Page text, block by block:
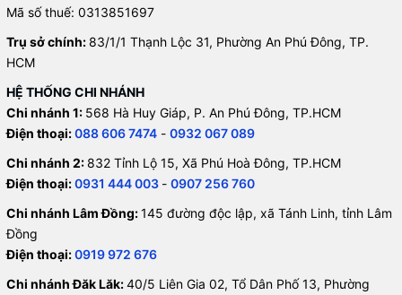
Mã số thuế: 0313851697
Trụ sở chính: 83/1/1 Thạnh Lộc 31, Phường An Phú Đông, TP.
HCM
HỆ THỐNG CHI NHÁNH
Chi nhánh 1: 568 Hà Huy Giáp, P. An Phú Đông, TP.HCM
Điện thoại:088 606 7474 - 0932 067 089
Chi nhánh 2: 832 Tỉnh Lộ 15, Xã Phú Hoà Đông, TP.HCM
Điện thoại:0931 444 003 - 0907 256 760
Chi nhánh Lâm Đồng:145 đường độc lập, xã Tánh Linh, tỉnh Lâm
Đồng
Điện thoại:0919 972 676
Chi nhánh Đăk Lăk:40/5 Liên Gia 02, Tổ Dân Phố 13, Phường